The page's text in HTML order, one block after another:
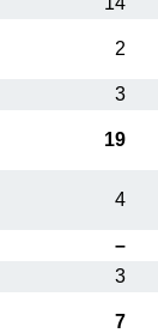
2
3
19
4
–
3
7